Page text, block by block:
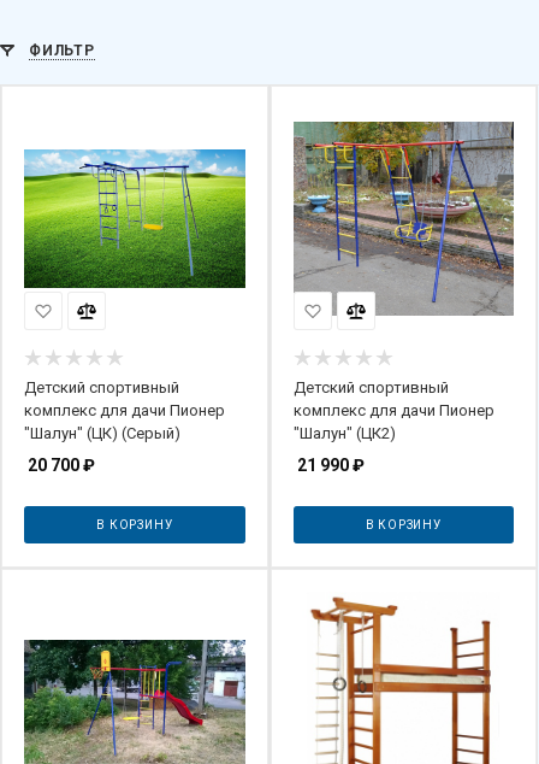
ФИЛЬТР
Детский спортивный
комплекс для дачи Пионер
"Шалун" (ЦК) (Серый)
20 700₽
В КОРЗИНУ
Детский спортивный
комплекс для дачи Пионер
"Шалун" (ЦК2)
21 990₽
В КОРЗИНУ